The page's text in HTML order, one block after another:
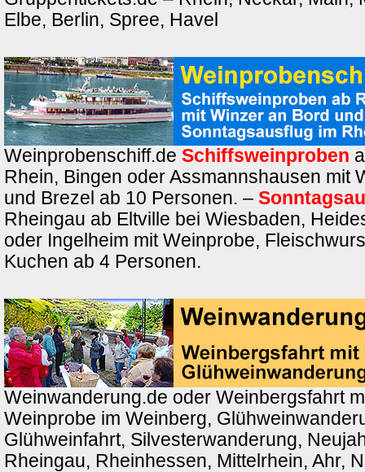
Elbe, Berlin, Spree, Havel
Weinprobenschiff.de Schiffsweinproben
Rhein, Bingen oder Assmannshausen mit
und Brezel ab 10 Personen. –
Rheingau ab Eltville bei Wiesbaden,
oder Ingelheim mit Weinprobe,
Kuchen ab 4 Personen.
Weinwanderung.de oder Weinbergsfahrt
Weinprobe im Weinberg,
Glühweinfahrt, Silvesterwanderung,
Rheingau, Rheinhessen, Mittelrhein, Ahr,